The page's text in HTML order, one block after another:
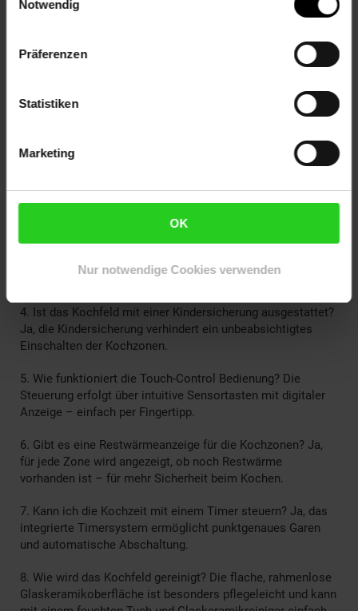
Notwendig
Präferenzen
Statistiken
Marketing
OK
Nur notwendige Cookies verwenden
EAN:
1. Ist das PKM KHKF4 G Kochfeld autark nutzbar? Ja, es ist
Backofen betrieben werden.
3. Wie viele Kochzonen hat das Gerät und welche
Leistungen bieten sie? Es gibt 4 Kochzonen mit bis zu
1800 W Leistung, jeweils regelbar in 9 Heizstufen.
4. Ist das Kochfeld mit einer Kindersicherung ausgestattet?
Ja, die Kindersicherung verhindert ein unbeabsichtigtes
Einschalten der Kochzonen.
5. Wie funktioniert die Touch-Control Bedienung? Die
Steuerung erfolgt über intuitive Sensortasten mit digitaler
Anzeige – einfach per Fingertipp.
6. Gibt es eine Restwärmeanzeige für die Kochzonen? Ja,
für jede Zone wird angezeigt, ob noch Restwärme
vorhanden ist – für mehr Sicherheit beim Kochen.
7. Kann ich die Kochzeit mit einem Timer steuern? Ja, das
integrierte Timersystem ermöglicht punktgenaues Garen
und automatische Abschaltung.
8. Wie wird das Kochfeld gereinigt? Die flache, rahmenlose
Glaskeramikoberfläche ist besonders pflegeleicht und kann